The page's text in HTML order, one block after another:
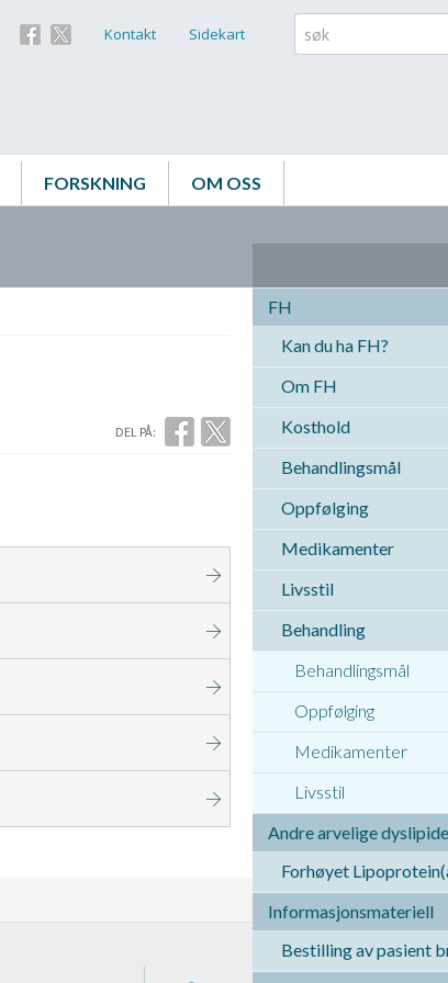
Kontakt Sidekart
FORSKNING OM OSS
FH
Kan du ha FH?
Om FH
Kosthold
Behandlingsmål
Oppfølging
Medikamenter
Livsstil
Behandling
Behandlingsmål
Oppfølging
Medikamenter
Livsstil
Andre arvelige
Forhøyet
Informasjonsmateriell
Bestilling av pasient
DEL PÅ: